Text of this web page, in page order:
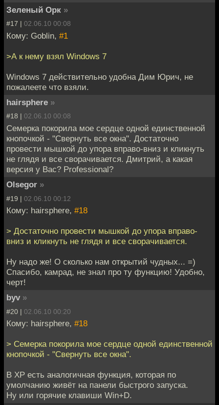
Зеленый Орк »
#17 | 02.06.10 00:08
Кому: Goblin, #1
>А к нему взял Windows 7
Windows 7 действительно удобна Дим Юрич, не
пожалеете что взяли.
hairsphere »
#18 | 02.06.10 00:08
Семерка покорила мое сердце одной единственной
кнопочкой - "Свернуть все окна". Достаточно
провести мышкой до упора вправо-вниз и кликнуть
не глядя и все сворачивается. Дмитрий, а какая
версия у Вас? Professional?
Olsegor »
#19 | 02.06.10 00:12
Кому: hairsphere, #18
> Достаточно провести мышкой до упора вправо-
вниз и кликнуть не глядя и все сворачивается.
Ну надо же! О сколько нам открытий чудных... =)
Спасибо, камрад, не знал про ту функцию! Удобно,
черт!
byv »
#20 | 02.06.10 00:20
Кому: hairsphere, #18
> Семерка покорила мое сердце одной единственной
кнопочкой - "Свернуть все окна".
В XP есть аналогичная функция, которая по
умолчанию живёт на панели быстрого запуска.
Ну или горячие клавиши Win+D.